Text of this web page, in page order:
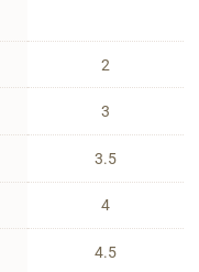
2
3
3.5
4
4.5